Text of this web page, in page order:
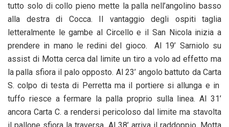
tutto solo di collo pieno mette la palla nell’angolino basso
alla destra di Cocca. Il vantaggio degli ospiti taglia
letteralmente le gambe al Circello e il San Nicola inizia a
prendere in mano le redini del gioco. Al 19’ Sarniolo su
assist di Motta cerca dal limite un tiro a volo ad effetto ma
la palla sfiora il palo opposto. Al 23’ angolo battuto da Carta
S. colpo di testa di Perretta ma il portiere si allunga e in
tuffo riesce a fermare la palla proprio sulla linea. Al 31’
ancora Carta C. a rendersi pericoloso dal limite ma stavolta